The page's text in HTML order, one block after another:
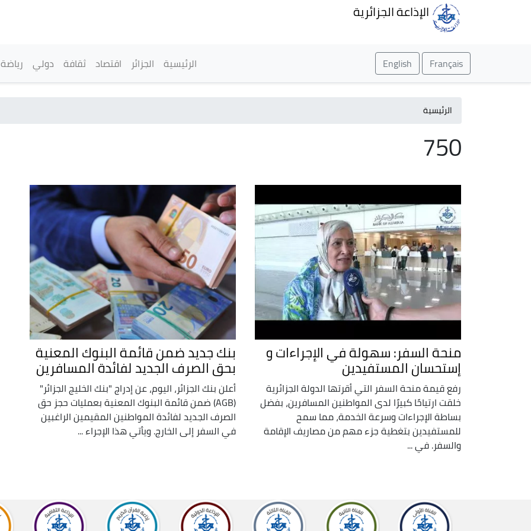
الإذاعة الجزائرية
Français
English القائمة الرئيسية
الرئيسية الجزائر اقتصاد ثقافة دولي رياضة
الرئيسية
750
منحة السفر: سهولة في الإجراءات و
إستحسان المستفيدين
رفع قيمة منحة السفر التي أقرتها الدولة الجزائرية
خلقت ارتياحًا كبيرًا لدى المواطنين المسافرين، بفضل
بساطة الإجراءات وسرعة الخدمة، مما سمح
للمستفيدين بتغطية جزء مهم من مصاريف الإقامة
والسفر. في ...
بنك جديد ضمن قائمة البنوك المعنية
بحق الصرف الجديد لفائدة المسافرين
أعلن بنك الجزائر، اليوم، عن إدراج "بنك الخليج الجزائر"
(AGB) ضمن قائمة البنوك المعنية بعمليات حجز حق
الصرف الجديد لفائدة المواطنين المقيمين الراغبين
في السفر إلى الخارج. ويأتي هذا الإجراء ...